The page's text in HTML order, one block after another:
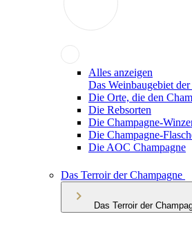
Alles anzeigen
Das Weinbaugebiet
Die Orte, die den
Die Rebsorten
Die Champagne-
Die Champagne-
Die AOC Champagne
Das Terroir der Champagne
Das Terroir der